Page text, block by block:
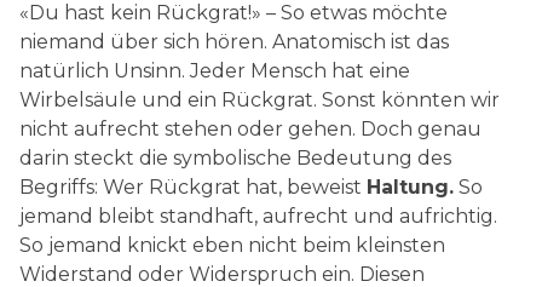
«Du hast kein Rückgrat!» – So etwas möchte
niemand über sich hören. Anatomisch ist das
natürlich Unsinn. Jeder Mensch hat eine
Wirbelsäule und ein Rückgrat. Sonst könnten wir
nicht aufrecht stehen oder gehen. Doch genau
darin steckt die symbolische Bedeutung des
Begriffs: Wer Rückgrat hat, beweist Haltung. So
jemand bleibt standhaft, aufrecht und aufrichtig.
So jemand knickt eben nicht beim kleinsten
Widerstand oder Widerspruch ein. Diesen